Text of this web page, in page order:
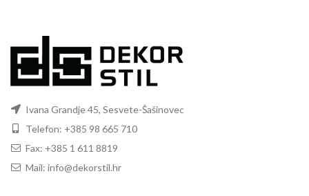
Ivana Grandje 45, Sesvete-Šašinovec
Telefon: +385 98 665 710
Fax: +385 1 611 8819
Mail: info@dekorstil.hr